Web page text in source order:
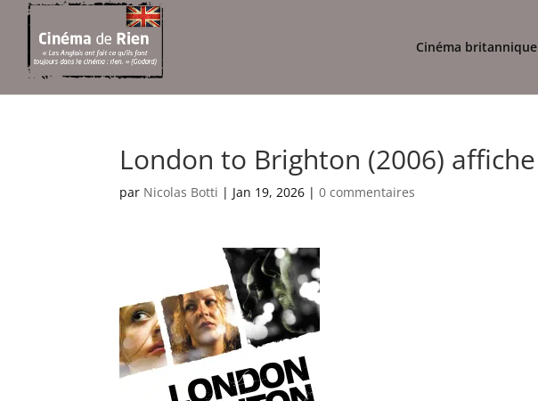
Cinéma britannique
London to Brighton (2006) affiche
par Nicolas Botti | Jan 19, 2026 |0 commentaires